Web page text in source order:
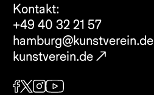
Kontakt:
+49 40 32 21 57
hamburg@kunstverein.de
kunstverein.de